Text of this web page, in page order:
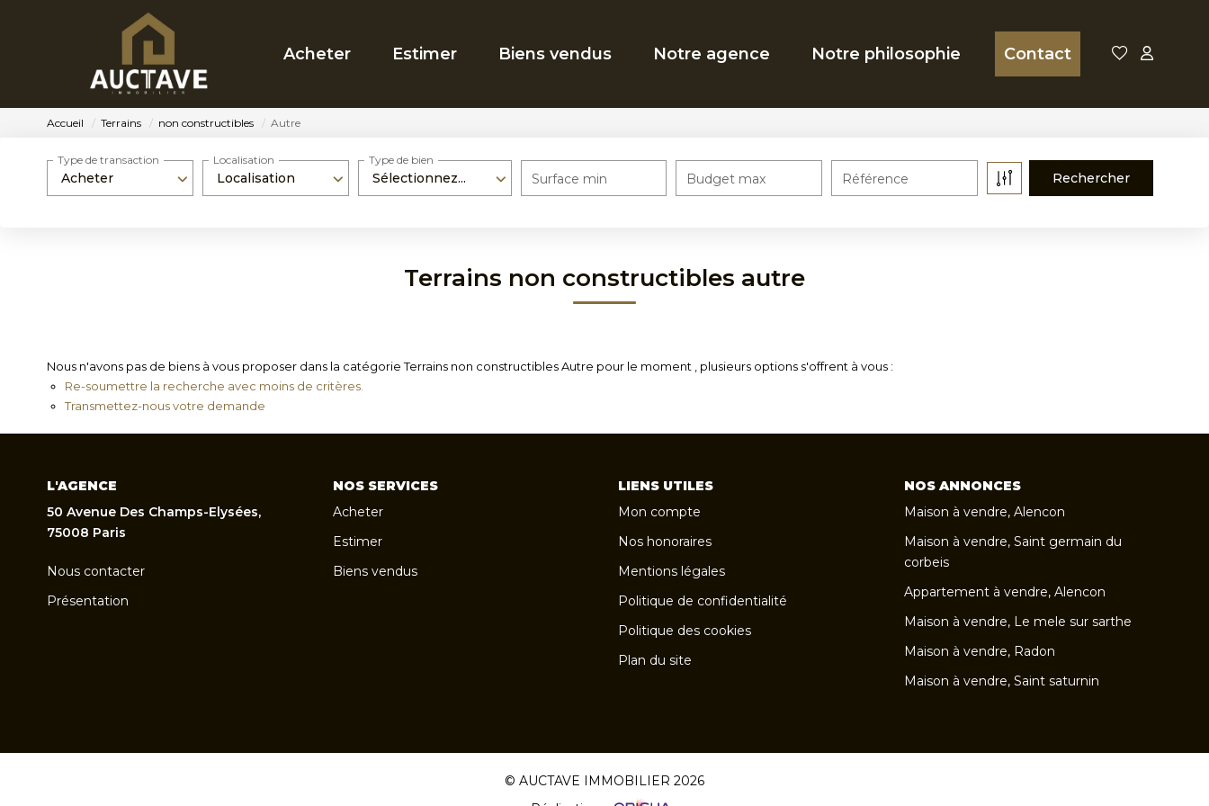
Acheter Estimer Biens vendus Notre agence Notre philosophie Contact
Accueil Terrains non constructibles Autre
Acheter
Type de transaction
Localisation
Localisation
Sélectionnez...
Type de bien
Surface min Budget max Référence
Terrains non constructibles autre
Nous n'avons pas de biens à vous proposer dans la catégorie Terrains non constructibles Autre pour le moment , plusieurs options s'offrent à vous :
Re-soumettre la recherche avec moins de critères.
Transmettez-nous votre demande
L'AGENCE
50 Avenue Des Champs-Elysées,
75008 Paris
Nous contacter
Présentation
NOS SERVICES
Acheter
Estimer
Biens vendus
LIENS UTILES
Mon compte
Nos honoraires
Mentions légales
Politique de confidentialité
Politique des cookies
Plan du site
NOS ANNONCES
Maison à vendre, Alencon
Maison à vendre, Saint germain du
corbeis
Appartement à vendre, Alencon
Maison à vendre, Le mele sur sarthe
Maison à vendre, Radon
Maison à vendre, Saint saturnin
© AUCTAVE IMMOBILIER 2026